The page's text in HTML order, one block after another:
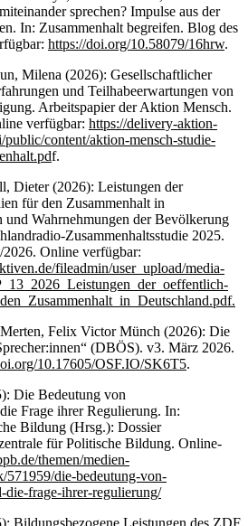
sprechen? Impulse aus der
In: Zusammenhalt begreifen. Blog des
https://doi.org/10.58079/16hrw.
Milena (2026): Gesellschaftlicher
und Teilhabeerwartungen von
Arbeitspapier der Aktion Mensch.
verfügbar: https://delivery-aktion-
public/content/aktion-mensch-studie-
f.
Dieter (2026): Leistungen der
für den Zusammenhalt in
und Wahrnehmungen der Bevölkerung
Zusammenhaltsstudie 2025.
Online verfügbar:
fileadmin/user_upload/media-
Felix Victor Münch (2026): Die
(DBÖS). v3. März 2026.
10.17605/OSF.IO/SK6T5.
Die Bedeutung von
Frage ihrer Regulierung. In:
Bildung (Hrsg.): Dossier
für Politische Bildung. Online-
themen/medien-
571959/die-bedeutung-von-
die-frage-ihrer-regulierung/